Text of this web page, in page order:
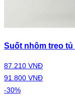
Suốt nhôm treo tủ
87.210 VNĐ
91.800 VNĐ
-30%